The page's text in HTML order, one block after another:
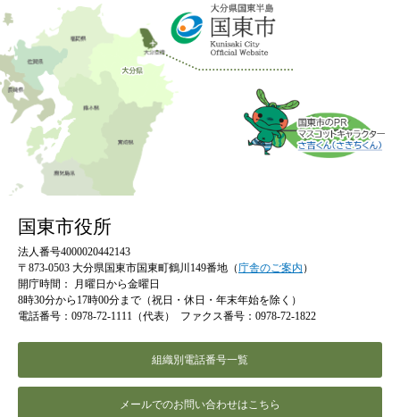
国東市役所
法人番号4000020442143
〒873-0503 大分県国東市国東町鶴川149番地（庁舎のご案内 ）
開庁時間：
月曜日から金曜日
8時30分から17時00分まで（祝日・休日・年末年始を除く）
電話番号：0978-72-1111（代表）
ファクス番号：0978-72-1822
組織別電話番号一覧
メールでのお問い合わせはこちら